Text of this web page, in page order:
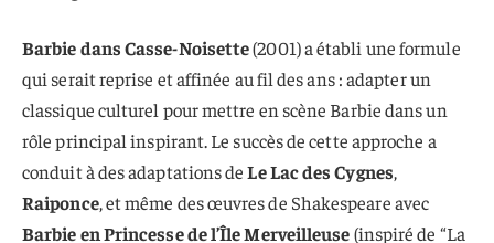
Barbie dans Casse-Noisette(2001) a établi une formule
qui serait reprise et affinée au fil des ans : adapter un
classique culturel pour mettre en scène Barbie dans un
rôle principal inspirant. Le succès de cette approche a
conduit à des adaptations deLe Lac des Cygnes,
Raiponce, et même des œuvres de Shakespeare avec
Barbie en Princesse de l’Île Merveilleuse(inspiré de “La